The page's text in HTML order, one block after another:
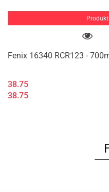
Fenix 16340 RCR123 -
38.75
38.75